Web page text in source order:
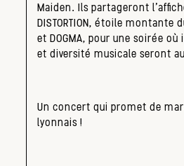
Maiden. Ils partageront l’affiche
DISTORTION, étoile montante
et DOGMA, pour une soirée
et diversité musicale seront
Un concert qui promet de
lyonnais !